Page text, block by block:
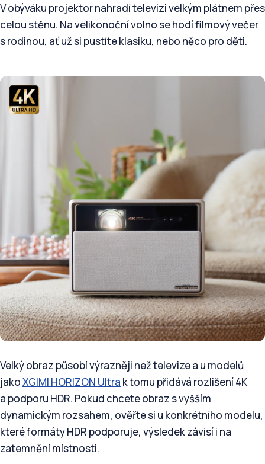
V obýváku projektor nahradí televizi velkým plátnem přes
celou stěnu. Na velikonoční volno se hodí filmový večer
s rodinou, ať už si pustíte klasiku, nebo něco pro děti.
Velký obraz působí výrazněji než televize a u modelů
jakoXGIMI HORIZON Ultra k tomu přidává rozlišení 4K
a podporu HDR. Pokud chcete obraz s vyšším
dynamickým rozsahem, ověřte si u konkrétního modelu,
které formáty HDR podporuje, výsledek závisí i na
zatemnění místnosti.